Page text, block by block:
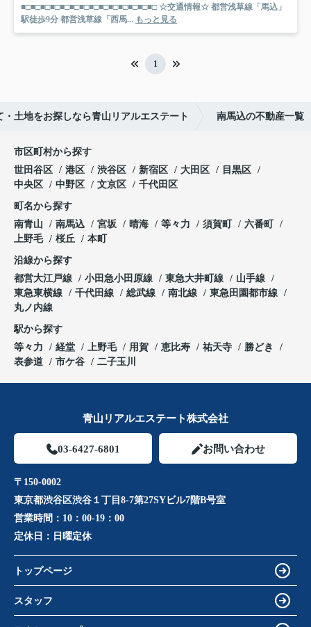
■□■□■□■□■□■□■□■□■□■□■□■□■□■□ ☆交通情報☆ 都営浅草線「馬込」
駅徒歩9分 都営浅草線「西馬... もっと見る
1
土地をお探しなら青山リアルエステート 南馬込の不動産一覧
市区町村から探す
世田谷区
港区 渋谷区 新宿区 大田区
目黒区
中央区
中野区 文京区 千代田区
町名から探す
南青山
南馬込 宮坂 晴海 等々力 須賀町
六番町
上野毛
桜丘 本町
沿線から探す
都営大江戸線
小田急小田原線 東急大井町線
山手線
東急東横線
千代田線 総武線 南北線
東急田園都市線
丸ノ内線
駅から探す
等々力
経堂 上野毛 用賀 恵比寿 祐天寺
勝どき
表参道
市ケ谷 二子玉川
青山リアルエステート株式会社
03-6427-6801 お問い合わせ
〒150-0002
東京都渋谷区渋谷１丁目8-7第27SYビル7階B号室
営業時間： 10：00-19：00
定休日： 日曜定休
トップページ
スタッフ